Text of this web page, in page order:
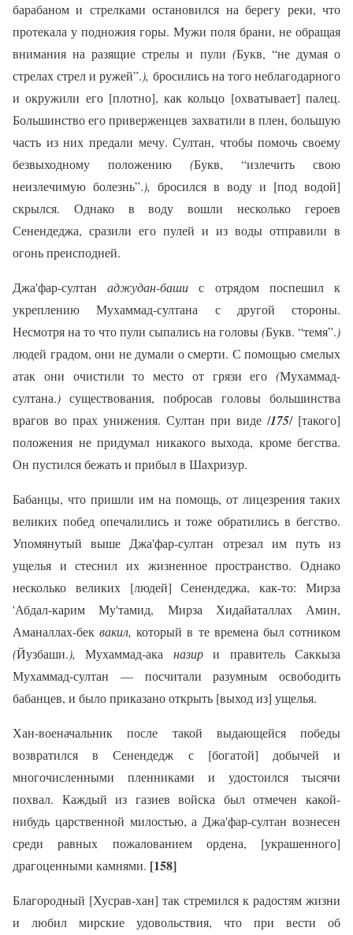
барабаном и стрелками остановился на берегу реки, что
протекала у подножия горы. Мужи поля брани, не обращая
внимания на разящие стрелы и пули (Букв, “не думая о
стрелах стрел и ружей”.), бросились на того неблагодарного
и окружили его [плотно], как кольцо [охватывает] палец.
Большинство его приверженцев захватили в плен, большую
часть из них предали мечу. Султан, чтобы помочь своему
безвыходному положению (Букв, “излечить свою
неизлечимую болезнь”.), бросился в воду и [под водой]
скрылся. Однако в воду вошли несколько героев
Сенендеджа, сразили его пулей и из воды отправили в
огонь преисподней.
Джа'фар-султанаджудан-башис отрядом поспешил к
укреплению Мухаммад-султана с другой стороны.
Несмотря на то что пули сыпались на головы(Букв. “темя”.)
людей градом, они не думали о смерти. С помощью смелых
атак они очистили то место от грязи его (Мухаммад-
султана.) существования, побросав головы большинства
врагов во прах унижения. Султан при виде /175/ [такого]
положения не придумал никакого выхода, кроме бегства.
Он пустился бежать и прибыл в Шахризур.
Бабанцы, что пришли им на помощь, от лицезрения таких
великих побед опечалились и тоже обратились в бегство.
Упомянутый выше Джа'фар-султан отрезал им путь из
ущелья и стеснил их жизненное пространство. Однако
несколько великих [людей] Сенендеджа, как-то: Мирза
'Абдал-карим Му'тамид, Мирза Хидайаталлах Амин,
Аманаллах-беквакил,который в те времена был сотником
(Йузбаши.),Мухаммад-ака назири правитель Саккыза
Мухаммад-султан — посчитали разумным освободить
бабанцев, и было приказано открыть [выход из] ущелья.
Хан-военачальник после такой выдающейся победы
возвратился в Сенендедж с [богатой] добычей и
многочисленными пленниками и удостоился тысячи
похвал. Каждый из газиев войска был отмечен какой-
нибудь царственной милостью, а Джа'фар-султан вознесен
среди равных пожалованием ордена, [украшенного]
драгоценными камнями. [158]
Благородный [Хусрав-хан] так стремился к радостям жизни
и любил мирские удовольствия, что при вести об